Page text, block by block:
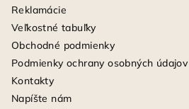
Reklamácie
Veľkostné tabuľky
Obchodné podmienky
Podmienky ochrany osobných údajov
Kontakty
Napíšte nám